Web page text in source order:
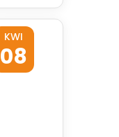
KWI
08